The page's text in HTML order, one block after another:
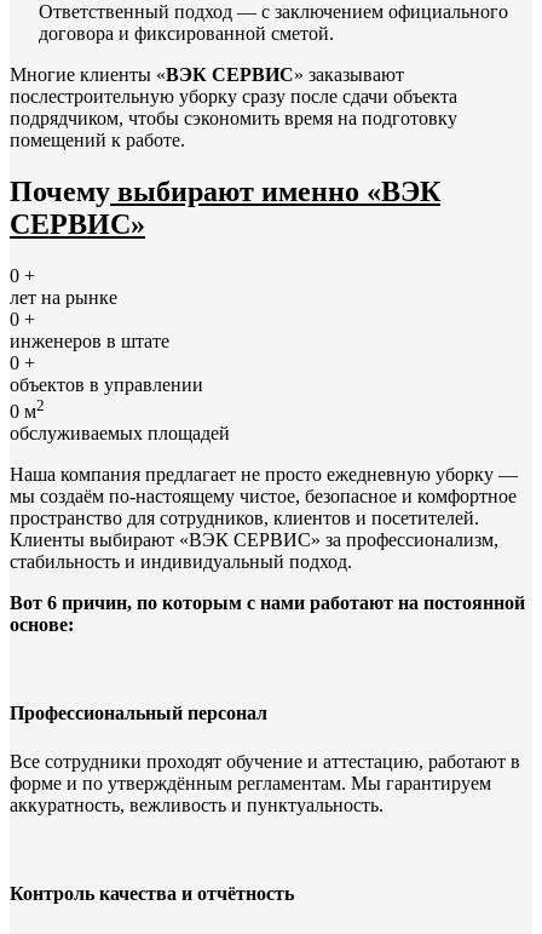
Ответственный подход — с заключением официального
договора и фиксированной сметой.
Многие клиенты «ВЭК СЕРВИС» заказывают
послестроительную уборку сразу после сдачи объекта
подрядчиком, чтобы сэкономить время на подготовку
помещений к работе.
Почему выбирают именно «ВЭК
СЕРВИС»
0 +
лет на рынке
0 +
инженеров в штате
0 +
объектов в управлении
0 м2
обслуживаемых площадей
Наша компания предлагает не просто ежедневную уборку —
мы создаём по-настоящему чистое, безопасное и комфортное
пространство для сотрудников, клиентов и посетителей.
Клиенты выбирают «ВЭК СЕРВИС» за профессионализм,
стабильность и индивидуальный подход.
Вот 6 причин, по которым с нами работают на постоянной
основе:
Профессиональный персонал
Все сотрудники проходят обучение и аттестацию, работают в
форме и по утверждённым регламентам. Мы гарантируем
аккуратность, вежливость и пунктуальность.
Контроль качества и отчётность